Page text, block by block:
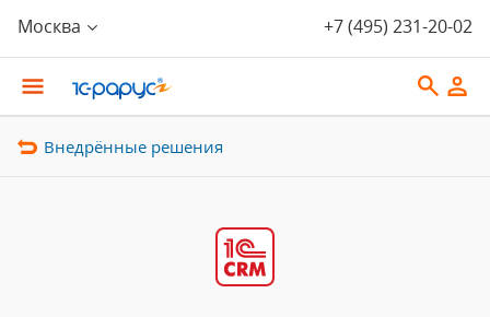
Москва +7 (495) 231-20-02
Внедрённые решения